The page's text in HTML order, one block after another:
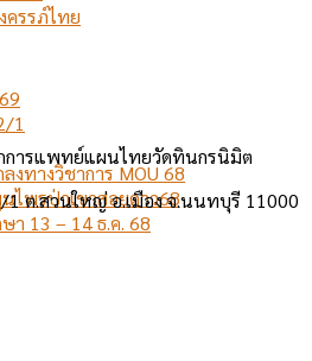
ครรภ์ไทย
1
งทางวิชาการ MOU 68
ไพรป่าเขาสอยดาว68
า 13 – 14 ธ.ค. 68
ารแพทย์แผนไทยวัดทินกรนิมิต
ต.สวนใหญ่ อ.เมือง จ.นนทบุรี 11000